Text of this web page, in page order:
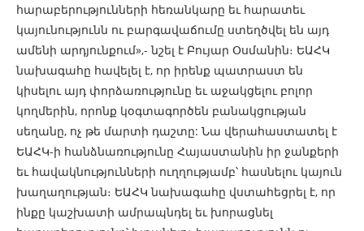
հարաբերությունների հեռանկարը եւ հարատեւ
կայունությունն ու բարգավաճումը ստեղծվել են այդ
ամենի արդյունքում»,- նշել է Բույար Օսմանին։ ԵԱՀԿ
նախագահը հավելել է, որ իրենք պատրաստ են
կիսելու այդ փորձառությունը եւ աջակցելու բոլոր
կողմերին, որոնք կօգտագործեն բանակցության
սեղանը, ոչ թե մարտի դաշտը: Նա վերահաստատել է
ԵԱՀԿ-ի հանձնառությունը Հայաստանին իր ջանքերի
եւ հավակնությունների ուղղությամբ՝ հասնելու կայուն
խաղաղության։ ԵԱՀԿ նախագահը վստահեցրել է, որ
ինքը կաշխատի ամրապնդել եւ խորացնել